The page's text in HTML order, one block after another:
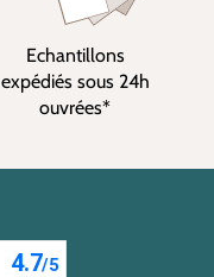
Echantillons
expédiés sous 24h
ouvrées*